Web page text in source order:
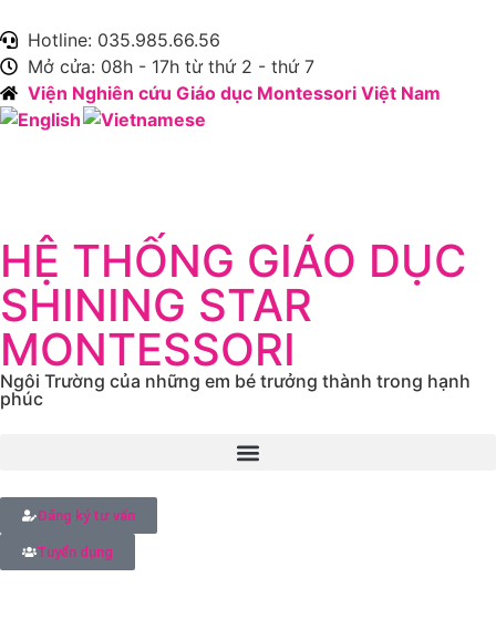
Hotline: 035.985.66.56
Mở cửa: 08h - 17h từ thứ 2 - thứ 7
Viện Nghiên cứu Giáo dục Montessori Việt Nam
HỆ THỐNG GIÁO DỤC
SHINING STAR
MONTESSORI
Ngôi Trường của những em bé trưởng thành trong hạnh
phúc
Đăng ký tư vấn
Tuyển dụng